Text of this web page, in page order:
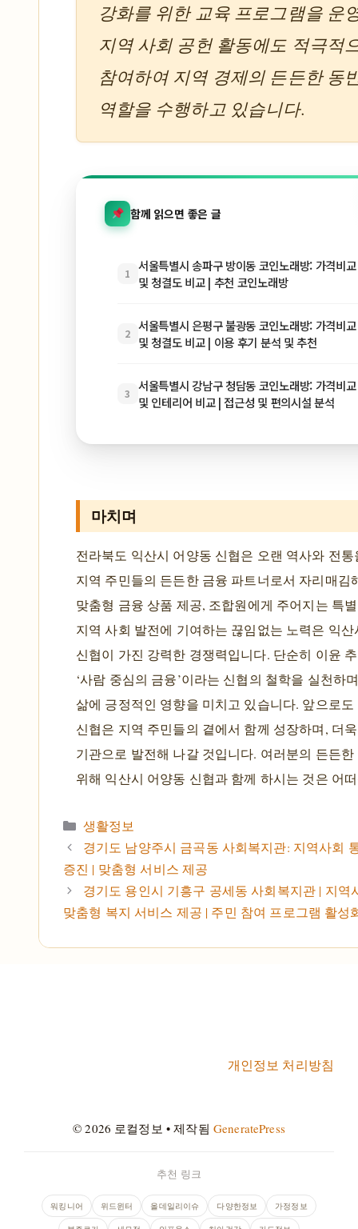
강화를 위한 교육 프로그램을 운
지역 사회 공헌 활동에도 적극적
참여하여 지역 경제의 든든한 동
역할을 수행하고 있습니다.
함께 읽으면 좋은 글
1
서울특별시 송파구 방이동 코인노래방: 가격비
및 청결도 비교 | 추천 코인노래방
2 서울특별시 은평구 불광동 코인노래방: 가격비
및 청결도 비교 | 이용 후기 분석 및 추천
3
서울특별시 강남구 청담동 코인노래방: 가격비
및 인테리어 비교 | 접근성 및 편의시설 분석
마치며
전라북도 익산시 어양동 신협은 오랜 역사와 전
지역 주민들의 든든한 금융 파트너로서 자리매김
맞춤형 금융 상품 제공, 조합원에게 주어지는 특
지역 사회 발전에 기여하는 끊임없는 노력은 익
신협이 가진 강력한 경쟁력입니다. 단순히 이윤
‘사람 중심의 금융’이라는 신협의 철학을 실천하
삶에 긍정적인 영향을 미치고 있습니다. 앞으로
신협은 지역 주민들의 곁에서 함께 성장하며, 더
기관으로 발전해 나갈 것입니다. 여러분의 든든
위해 익산시 어양동 신협과 함께 하시는 것은 어
카테고리
생활정보
경기도 남양주시 금곡동 사회복지관: 지역사회
증진 | 맞춤형 서비스 제공
경기도 용인시 기흥구 공세동 사회복지관 | 지역
맞춤형 복지 서비스 제공 | 주민 참여 프로그램 활성
개인정보 처리방침
© 2026 로컬정보 • 제작됨 GeneratePress
추천 링크
워킹니어 위드윈터 올데일리이슈 다양한정보 가정정보